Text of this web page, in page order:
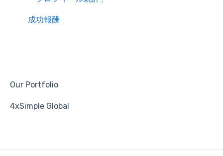
成功報酬
Our Portfolio
4xSimple Global